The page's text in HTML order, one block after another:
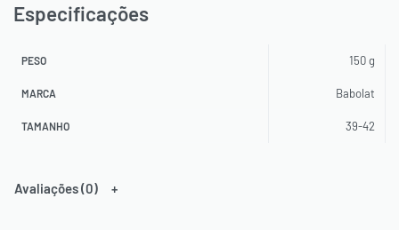
Especificações
PESO 150 g
MARCA Babolat
TAMANHO 39-42
Avaliações (0)